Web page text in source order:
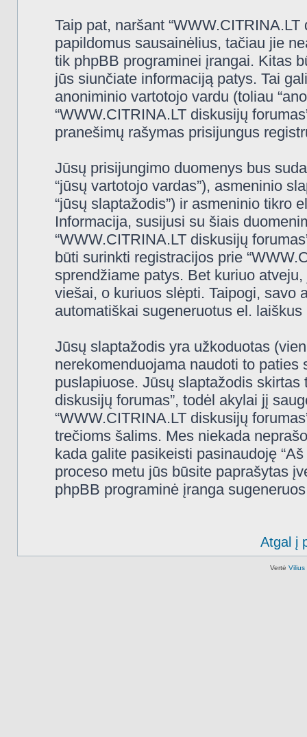
Taip pat, naršant
papildomus sausainėlius, tačiau jie
tik phpBB programinei įrangai. Kitas
jūs siunčiate informaciją patys. Tai
anoniminio vartotojo vardu (toliau
“WWW.CITRINA.LT diskusijų
pranešimų rašymas prisijungus
Jūsų prisijungimo duomenys bus
“jūsų vartotojo vardas”), asmeninio
“jūsų slaptažodis”) ir asmeninio tikro
Informacija, susijusi su šiais
“WWW.CITRINA.LT diskusijų
būti surinkti registracijos prie
sprendžiame patys. Bet kuriuo
viešai, o kuriuos slėpti. Taipogi, savo
automatiškai sugeneruotus el.
Jūsų slaptažodis yra užkoduotas
nerekomenduojama naudoti to
puslapiuose. Jūsų slaptažodis
diskusijų forumas”, todėl akylai jį
“WWW.CITRINA.LT diskusijų
trečioms šalims. Mes niekada
kada galite pasikeisti pasinaudoję
proceso metu jūs būsite paprašytas
phpBB programinė įranga
Atgal į
Vertė Vilius